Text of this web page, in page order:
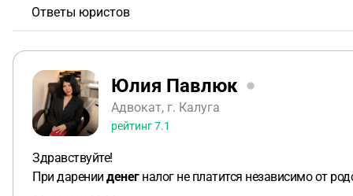
Ответы юристов
Юлия Павлюк
Адвокат, г. Калуга
рейтинг7.1
Здравствуйте!
При дарении денегналог не платится независимо от